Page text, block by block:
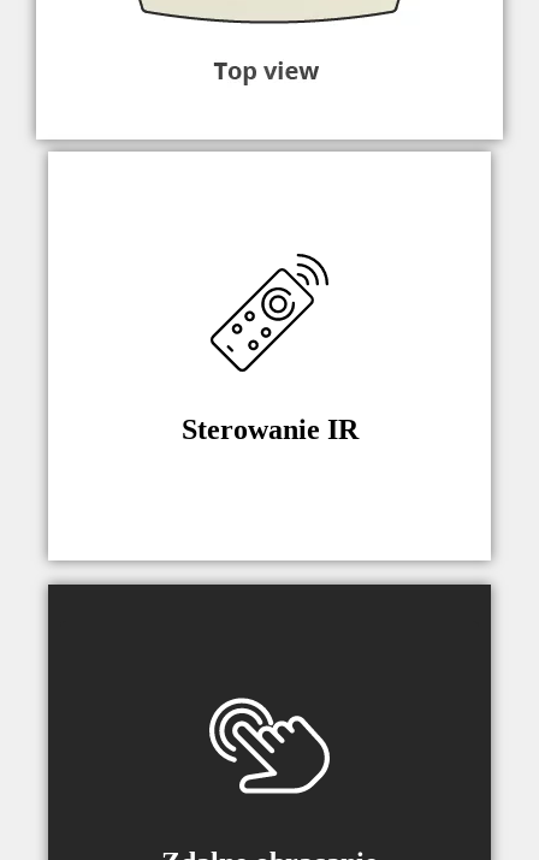
Sterowanie IR
Dzięki odbiornikowi IR i systemowi IR
Multicode urządzenie może
przechwycić sygnał z większości
takich jak np. pilot do telewizora).
Możliwość zdalnego obracania za
pomocą dowolnego pilota IR. Zakres